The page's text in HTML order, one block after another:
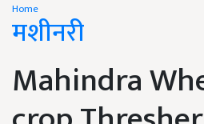
Home
मशीनरी
Mahindra